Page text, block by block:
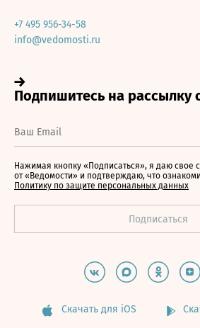
+7 495 956-34-58
info@vedomosti.ru
Нажимая кнопку «Подписаться», я даю свое
от «Ведомости» и подтверждаю, что
Политику по защите персональных данных
Скачать для iOS